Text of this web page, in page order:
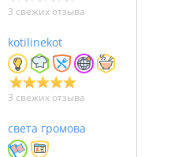
3 свежих отзыва
kotilinekot
3 свежих отзыва
света громова